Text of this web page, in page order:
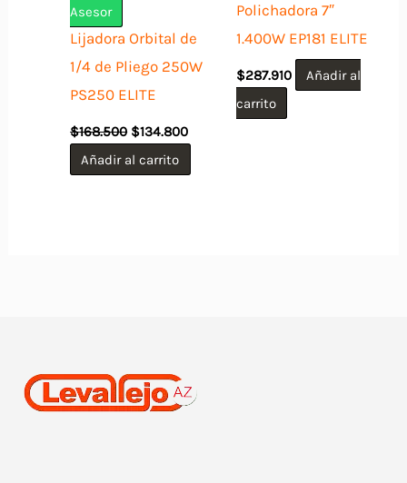
Asesor
Lijadora Orbital de
1/4 de Pliego 250W
PS250 ELITE
$168.500 El
precio
original
era:
$134.800El
precio
es:
Añadir al carrito
Polichadora 7″
1.400W EP181 ELITE
$287.910
Añadir al
carrito